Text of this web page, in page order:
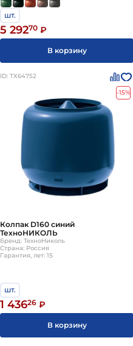
шт.
5 29270 ₽
В корзину
ID: ТХ64752
-15%
Колпак D160 синий
ТехноНИКОЛЬ
Бренд: ТехноНиколь
Страна: Россия
Гарантия, лет: 15
шт.
1 43626 ₽
В корзину